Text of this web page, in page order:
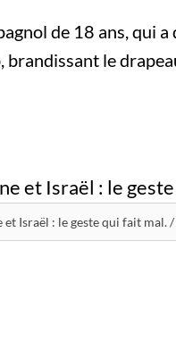
de 18 ans, qui
brandissant le
et Israël : le geste qui fait mal. /